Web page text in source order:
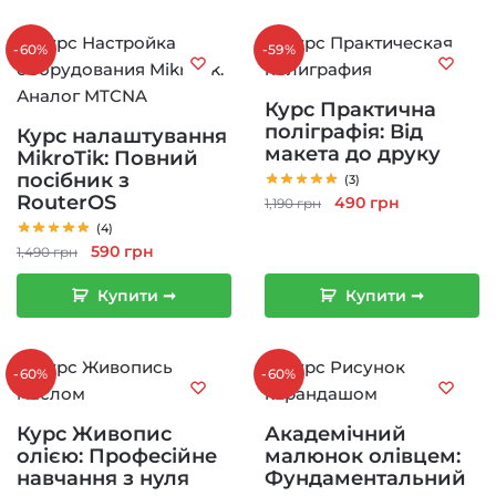
-60%
Курс налаштування
MikroTik: Повний
посібник з
RouterOS
(4)
1,490грн
Оригінальна
ціна:
1,490 грн.
590 грн
ціна:
590 грн.
Купити ➞
-59%
Курс Практична
поліграфія: Від
макета до друку
(3)
1,190грн
Оригінальна
490 грн
Купити ➞
-60%
Курс Живопис
олією: Професійне
навчання з нуля
-60%
Академічний
малюнок олівцем:
Фундаментальний